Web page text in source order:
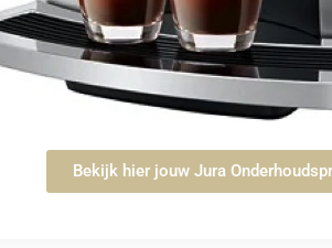
Bekijk hier jouw Jura